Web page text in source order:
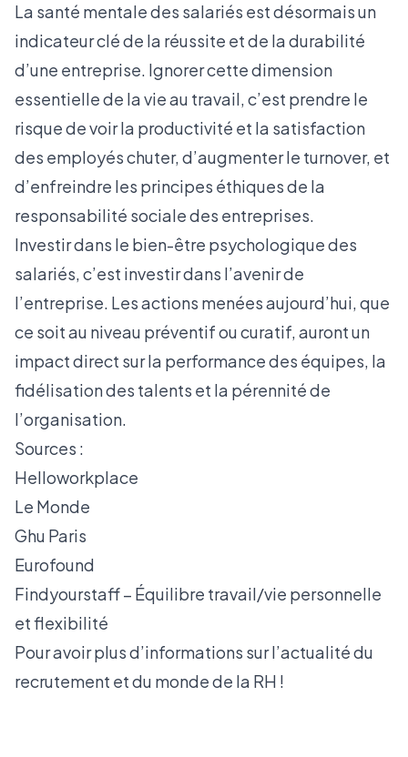
La santé mentale des salariés est désormais un
indicateur clé de la réussite et de la durabilité
d’une entreprise. Ignorer cette dimension
essentielle de la vie au travail, c’est prendre le
risque de voir la productivité et la satisfaction
des employés chuter, d’augmenter le turnover, et
d’enfreindre les principes éthiques de la
responsabilité sociale des entreprises.
Investir dans le bien-être psychologique des
salariés, c’est investir dans l’avenir de
l’entreprise. Les actions menées aujourd’hui, que
ce soit au niveau préventif ou curatif, auront un
impact direct sur la performance des équipes, la
fidélisation des talents et la pérennité de
l’organisation.
Sources :
Helloworkplace
Le Monde
Ghu Paris
Eurofound
Findyourstaff – Équilibre travail/vie personnelle
et flexibilité
Pour avoir plus d’informations sur l’actualité du
recrutement et du monde de la RH !